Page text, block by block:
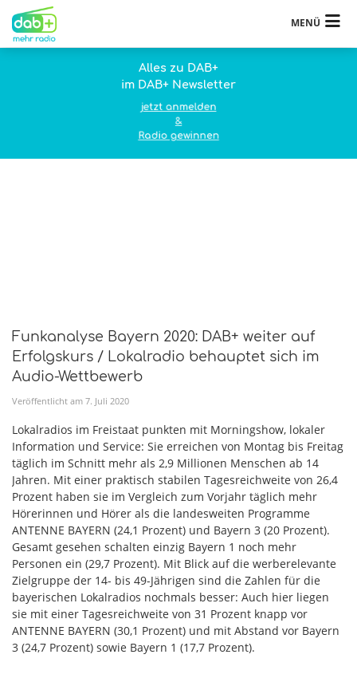
MENÜ
Alles zu DAB+
im DAB+ Newsletter
jetzt anmelden
&
Radio gewinnen
Funkanalyse Bayern 2020: DAB+ weiter auf
Erfolgskurs / Lokalradio behauptet sich im
Audio-Wettbewerb
Veröffentlicht am 7. Juli 2020
Lokalradios im Freistaat punkten mit Morningshow, lokaler
Information und Service: Sie erreichen von Montag bis Freitag
täglich im Schnitt mehr als 2,9 Millionen Menschen ab 14
Jahren. Mit einer praktisch stabilen Tagesreichweite von 26,4
Prozent haben sie im Vergleich zum Vorjahr täglich mehr
Hörerinnen und Hörer als die landesweiten Programme
ANTENNE BAYERN (24,1 Prozent) und Bayern 3 (20 Prozent).
Gesamt gesehen schalten einzig Bayern 1 noch mehr
Personen ein (29,7 Prozent). Mit Blick auf die werberelevante
Zielgruppe der 14- bis 49-Jährigen sind die Zahlen für die
bayerischen Lokalradios nochmals besser: Auch hier liegen
sie mit einer Tagesreichweite von 31 Prozent knapp vor
ANTENNE BAYERN (30,1 Prozent) und mit Abstand vor Bayern
3 (24,7 Prozent) sowie Bayern 1 (17,7 Prozent).